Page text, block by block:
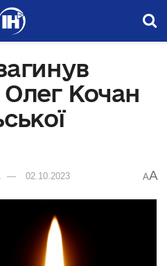
Олег Кочан
02.10.2023 AA